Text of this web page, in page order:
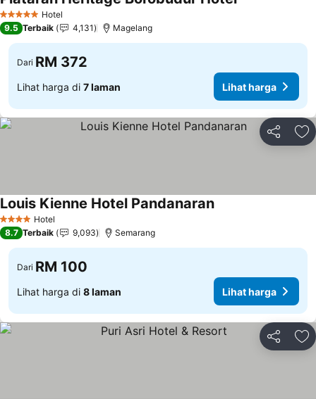
5 Bintang Hotel
Lihat harga
9.5 Terbaik 4,131 Magelang
Dari RM 372
Lihat harga di 7 laman Lihat harga
Kongsi
4 BintangHotel
Louis Kienne Hotel PandanaranLihat harga
8.7 Terbaik 9,093 Semarang
Dari RM 100
Lihat harga di 8 laman Lihat harga
Kongsi